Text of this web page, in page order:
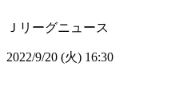
Ｊリーグニュース
2022/9/20 (火) 16:30